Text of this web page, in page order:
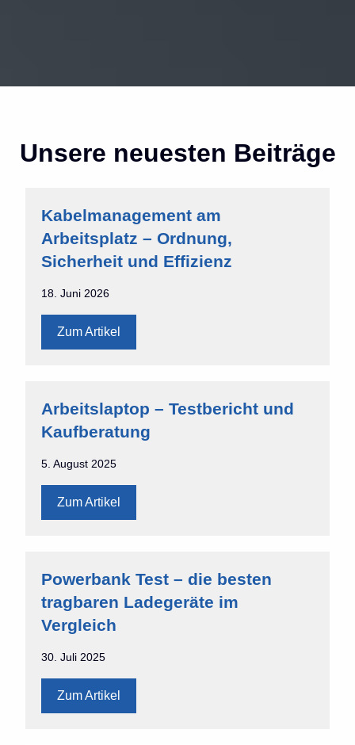
Unsere neuesten Beiträge
Kabelmanagement am
Arbeitsplatz – Ordnung,
Sicherheit und Effizienz
18. Juni 2026
Zum Artikel
Arbeitslaptop – Testbericht und
Kaufberatung
5. August 2025
Zum Artikel
Powerbank Test – die besten
tragbaren Ladegeräte im
Vergleich
30. Juli 2025
Zum Artikel